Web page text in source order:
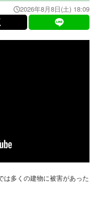
2026年8月8日(土) 18:09
は多くの建物に被害があった